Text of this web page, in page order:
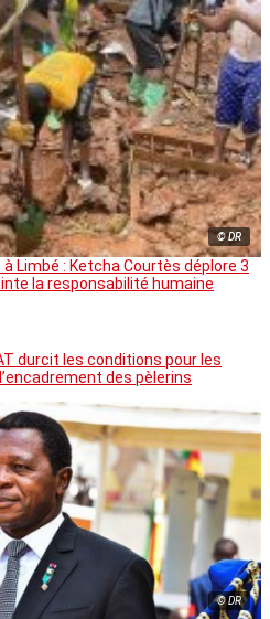
© DR
à Limbé : Ketcha Courtès déplore 3
la responsabilité humaine
durcit les conditions pour les
des pèlerins
© DR